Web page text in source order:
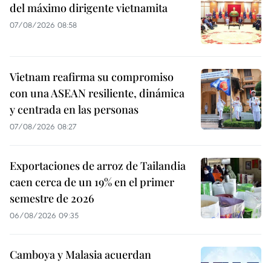
del máximo dirigente vietnamita
07/08/2026 08:58
Vietnam reafirma su compromiso
con una ASEAN resiliente, dinámica
y centrada en las personas
07/08/2026 08:27
Exportaciones de arroz de Tailandia
caen cerca de un 19% en el primer
semestre de 2026
06/08/2026 09:35
Camboya y Malasia acuerdan